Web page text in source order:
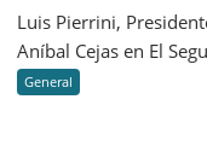
Luis Pierrini,
Aníbal Cejas en El
General